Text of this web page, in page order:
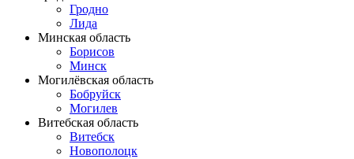
Гродно
Лида
Минская область
Борисов
Минск
Могилёвская область
Бобруйск
Могилев
Витебская область
Витебск
Новополоцк